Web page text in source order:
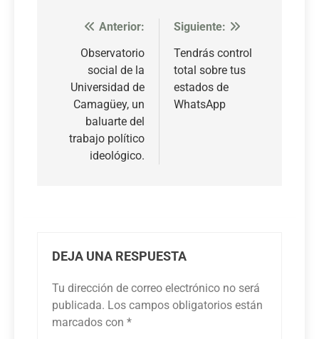
Navegación
entradas
Anterior:
Observatorio
social de la
Universidad de
Camagüey, un
baluarte del
trabajo político
ideológico.
Siguiente:
Tendrás control
total sobre tus
estados de
WhatsApp
DEJA UNA RESPUESTA
Tu dirección de correo electrónico no será
publicada. Los campos obligatorios están
marcados con *